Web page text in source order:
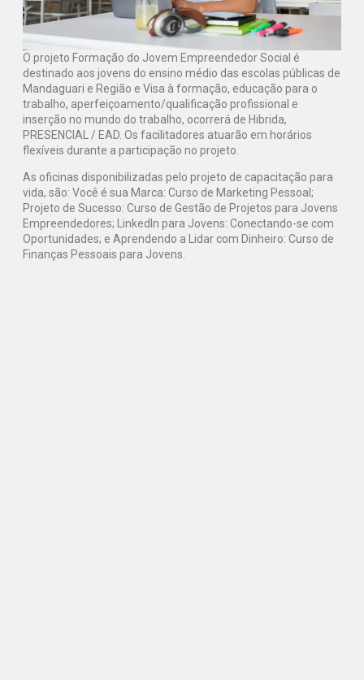
O projeto Formação do Jovem Empreendedor Social é
destinado aos jovens do ensino médio das escolas públicas de
Mandaguari e Região e Visa à formação, educação para o
trabalho, aperfeiçoamento/qualificação profissional e
inserção no mundo do trabalho, ocorrerá de Hibrida,
PRESENCIAL / EAD. Os facilitadores atuarão em horários
flexíveis durante a participação no projeto.
As oficinas disponibilizadas pelo projeto de capacitação para
vida, são: Você é sua Marca: Curso de Marketing Pessoal;
Projeto de Sucesso: Curso de Gestão de Projetos para Jovens
Empreendedores; LinkedIn para Jovens: Conectando-se com
Oportunidades; e Aprendendo a Lidar com Dinheiro: Curso de
Finanças Pessoais para Jovens.